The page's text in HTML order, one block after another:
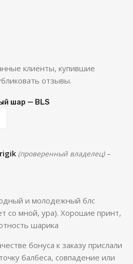
шар — BLS
(проверенный владелец) –
и молодежный блс
со мной, ура). Хорошие принт,
шарика
бонуса к заказу прислали
балбеса, совпадение или
клиенты, купившие
отзывы.